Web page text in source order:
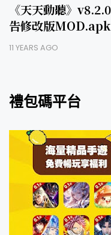
《天天動聽》
告修改版
11 YEARS AGO
禮包碼平台